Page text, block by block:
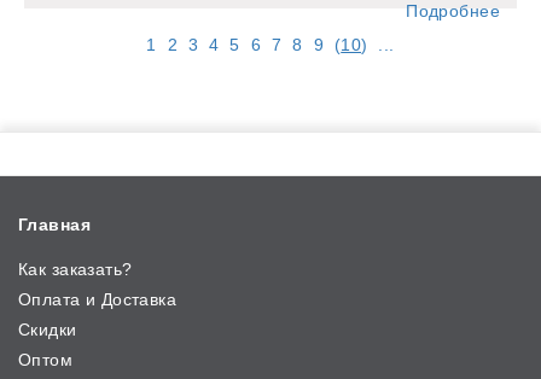
Подробнее
1
2 3 4 5 6 7 8 9 (10) ...
Главная
Как заказать?
Оплата и Доставка
Скидки
Оптом